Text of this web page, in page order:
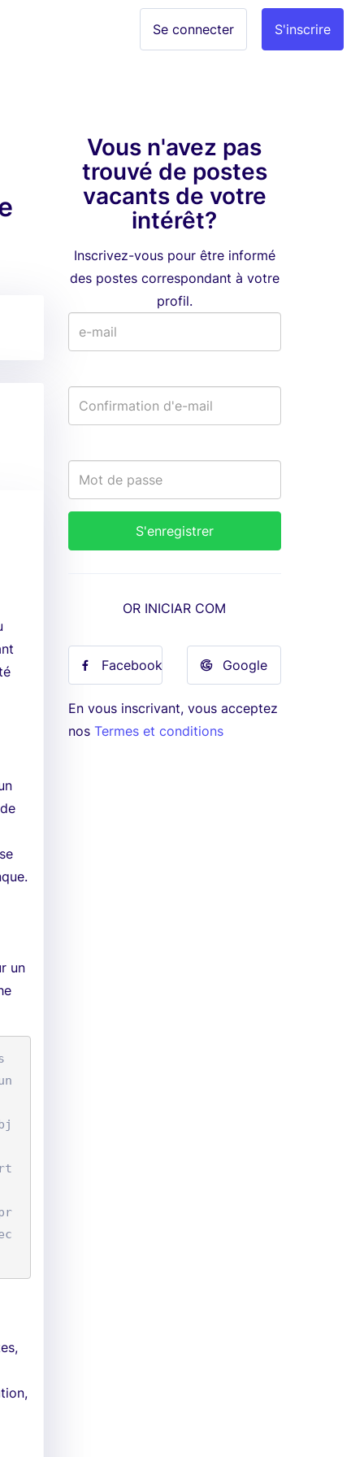
S'inscrire
Se connecter
un
Vous n'avez pas
trouvé de postes
vacants de votre
intérêt?
Inscrivez-vous pour être informé
des postes correspondant à votre
profil.
OR INICIAR COM
Facebook Google
En vous inscrivant, vous acceptez
nos Termes et conditions